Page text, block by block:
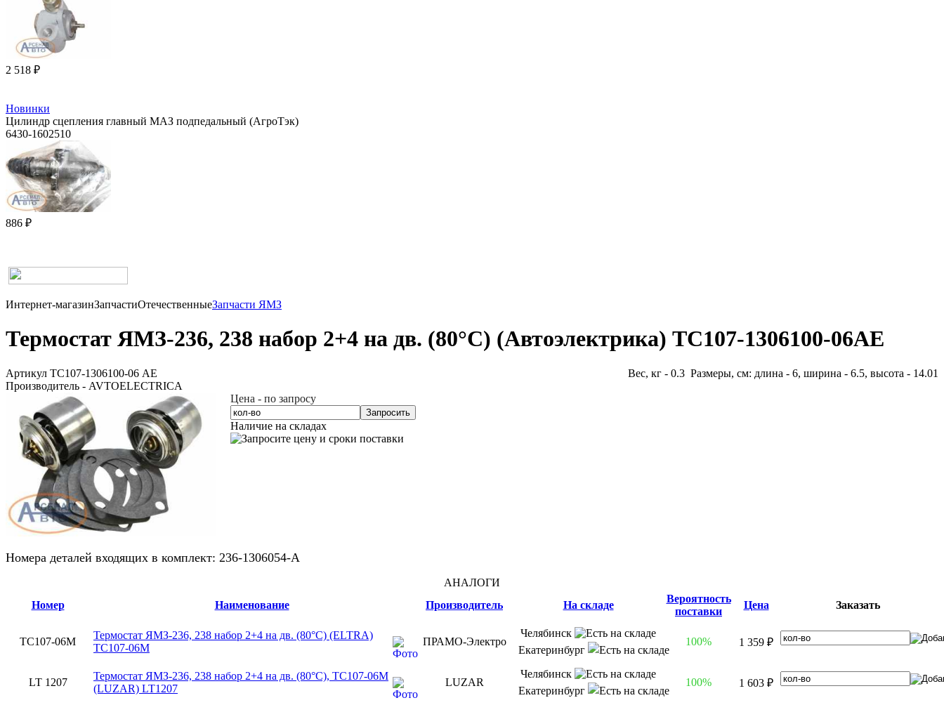
2 518 ₽
Новинки
Цилиндр сцепления главный МАЗ подпедальный (АгроТэк)
6430-1602510
886 ₽
Интернет-магазинЗапчастиОтечественныеЗапчасти ЯМЗ
Термостат ЯМЗ-236, 238 набор 2+4 на дв. (80°С) (Автоэлектрика) ТС107-1306100-06AE
Артикул ТС107-1306100-06 AE
Производитель - AVTOELECTRICA
Вес, кг - 0.3 Размеры, см: длина - 6, ширина - 6.5, высота - 14.01
Цена - по запросу
Запросить
Наличие на складах
Номера деталей входящих в комплект: 236-1306054-А
АНАЛОГИ
Номер
Наименование Производитель На складе
Вероятность
поставки
Цена Заказать
ТС107-06М
Термостат ЯМЗ-236, 238 набор 2+4 на дв. (80°С) (ELTRA)
ТС107-06М
ПРАМО-Электро
Челябинск
Екатеринбург
100% 1 359 ₽
LT 1207
Термостат ЯМЗ-236, 238 набор 2+4 на дв. (80°С), ТС107-06М
(LUZAR) LT1207
LUZAR
Челябинск
Екатеринбург
100% 1 603 ₽